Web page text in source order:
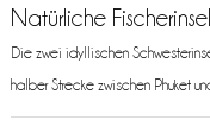
Natürliche
Die zwei idyllischen
halber Strecke zwischen Phuket